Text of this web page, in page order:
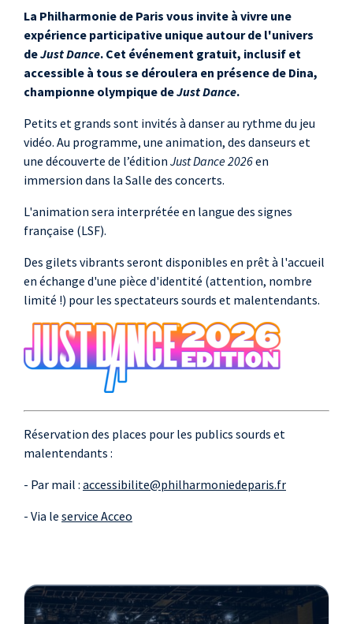
La Philharmonie de Paris vous invite à vivre une
expérience participative unique autour de l'univers
deJust Dance. Cet événement gratuit, inclusif et
accessible à tous se déroulera en présence de Dina,
championne olympique deJust Dance.
Petits et grands sont invités à danser au rythme du jeu
vidéo. Au programme, une animation, des danseurs et
une découverte de l’édition Just Dance 2026en
immersion dans la Salle des concerts.
L'animation sera interprétée en langue des signes
française (LSF).
Des gilets vibrants seront disponibles en prêt à l'accueil
en échange d'une pièce d'identité (attention, nombre
limité !) pour les spectateurs sourds et malentendants.
Réservation des places pour les publics sourds et
malentendants :
- Par mail : accessibilite@philharmoniedeparis.fr
- Via le service Acceo